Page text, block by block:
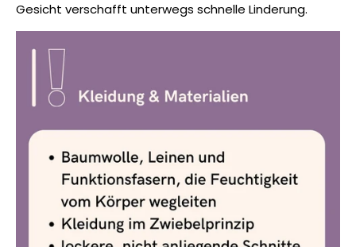
Gesicht verschafft unterwegs schnelle Linderung.